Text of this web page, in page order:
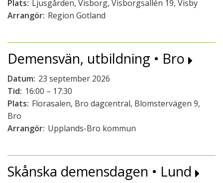
Plats: Ljusgården, Visborg, Visborgsallén 19, Visby
Arrangör: Region Gotland
Demensvän, utbildning • Bro
Datum: 23 september 2026
Tid: 16:00 – 17:30
Plats: Florasalen, Bro dagcentral, Blomstervägen 9,
Bro
Arrangör: Upplands-Bro kommun
Skånska demensdagen • Lund